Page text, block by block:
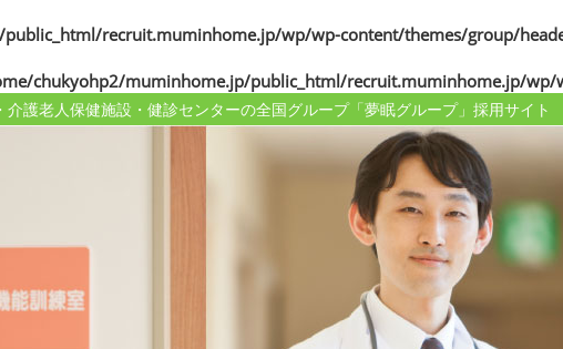
recruit.muminhome.jp/wp/wp-content/themes/group/
chukyohp2/muminhome.jp/public_html/recruit.muminhome.jp/wp/
介護老人保健施設・健診センターの全国グループ「夢眠グループ」採用サイト